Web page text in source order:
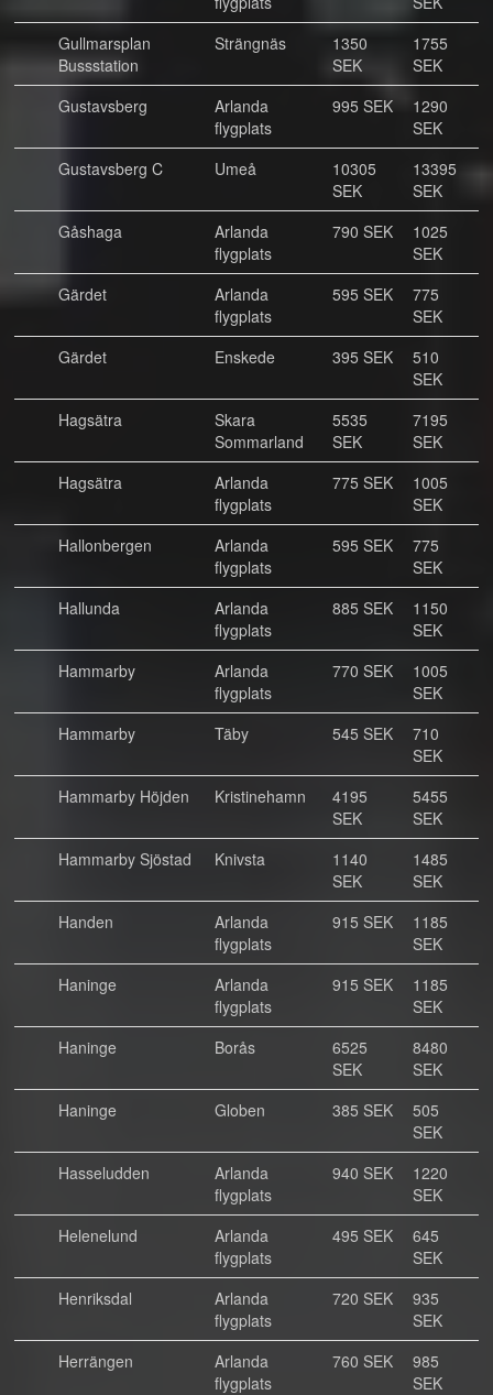
Gullmarsplan
Bussstation
Strängnäs
1350
SEK
1755
SEK
Gustavsberg
Arlanda
flygplats
995 SEK
1290
SEK
Gustavsberg C
Umeå
10305
SEK
13395
SEK
Gåshaga
Arlanda
flygplats
790 SEK
1025
SEK
Gärdet
Arlanda
flygplats
595 SEK
775
SEK
Gärdet
Enskede 395 SEK
510
SEK
Hagsätra
Skara
Sommarland
5535
SEK
7195
SEK
Hagsätra
Arlanda
flygplats
775 SEK
1005
SEK
Hallonbergen
Arlanda
flygplats
595 SEK
775
SEK
Hallunda
Arlanda
flygplats
885 SEK
1150
SEK
Hammarby
Arlanda
flygplats
770 SEK
1005
SEK
Hammarby
Täby 545 SEK
710
SEK
Hammarby Höjden
Kristinehamn
4195
SEK
5455
SEK
Hammarby Sjöstad
Knivsta
1140
SEK
1485
SEK
Handen
Arlanda
flygplats
915 SEK
1185
SEK
Haninge
Arlanda
flygplats
915 SEK
1185
SEK
Haninge
Borås
6525
SEK
8480
SEK
Haninge
Globen 385 SEK
505
SEK
Hasseludden
Arlanda
flygplats
940 SEK
1220
SEK
Helenelund
Arlanda
flygplats
495 SEK
645
SEK
Henriksdal
Arlanda
flygplats
720 SEK
935
SEK
Herrängen
Arlanda
flygplats
760 SEK
985
SEK